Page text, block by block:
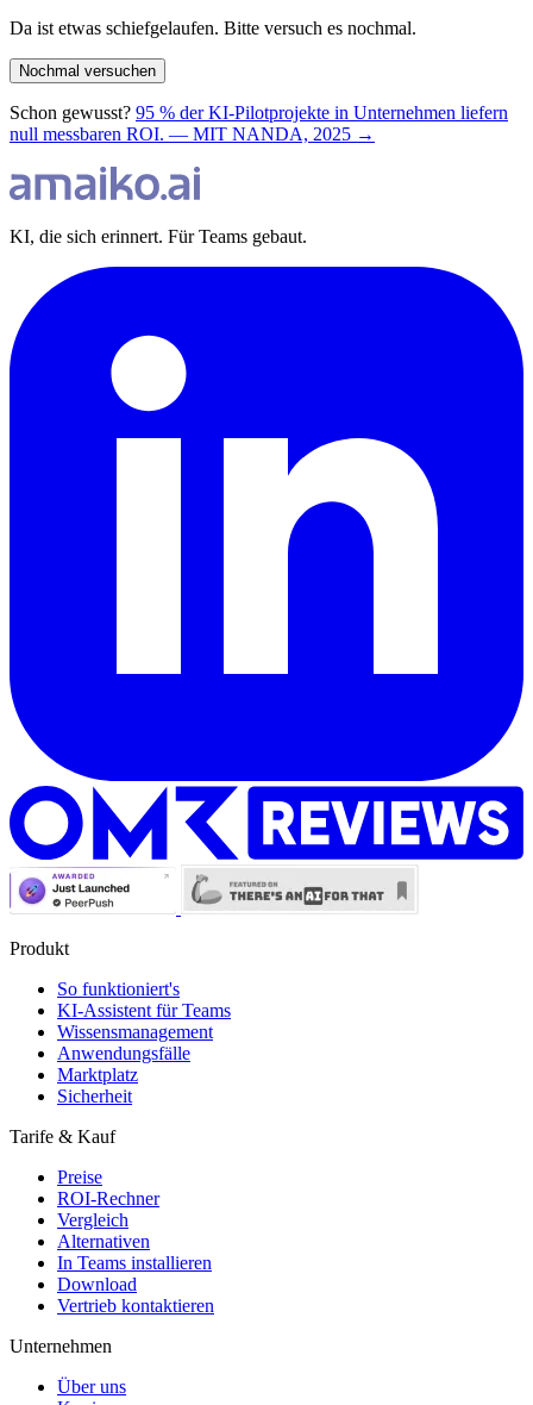
Da ist etwas schiefgelaufen. Bitte versuch es nochmal.
Nochmal versuchen
Schon gewusst? 95 % der KI-Pilotprojekte in Unternehmen liefern
null messbaren ROI. — MIT NANDA, 2025 →
KI, die sich erinnert. Für Teams gebaut.
Produkt
So funktioniert's
KI-Assistent für Teams
Wissensmanagement
Anwendungsfälle
Marktplatz
Sicherheit
Tarife & Kauf
Preise
ROI-Rechner
Vergleich
Alternativen
In Teams installieren
Download
Vertrieb kontaktieren
Unternehmen
Über uns